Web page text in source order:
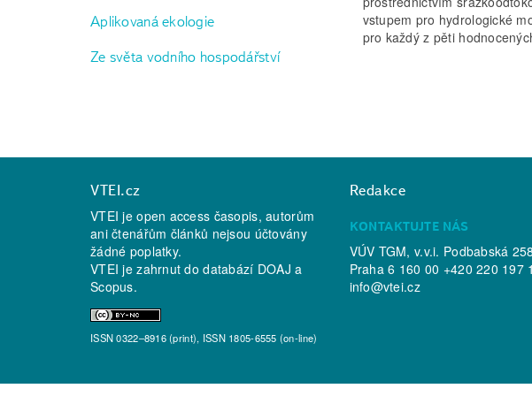
Aplikovaná ekologie
Ze světa vodního hospodářství
vstupem pro hydrologické
pro každý z pěti
VTEI.cz
VTEI je open access časopis, autorům
ani čtenářům článků nejsou účtovány
žádné poplatky.
VTEI je zahrnut do databází DOAJ a
Scopus.
ISSN 0322–8916 (print), ISSN 1805-6555 (on-line)
Redakce
KONTAKTUJTE NÁS
VÚV TGM, v.v.i. Podbabská
Praha 6 160 00 +420 220 197
info@vtei.cz